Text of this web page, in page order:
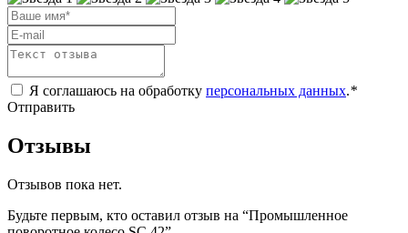
Я соглашаюсь на обработку персональных данных.*
Отправить
Отзывы
Отзывов пока нет.
Будьте первым, кто оставил отзыв на “Промышленное